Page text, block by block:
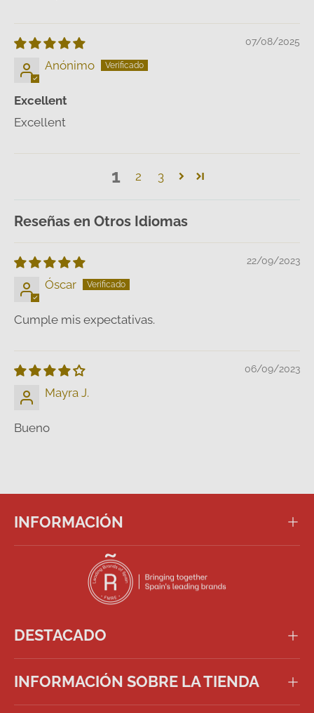
07/08/2025
Anónimo
Excellent
Excellent
1 2 3
Reseñas en Otros Idiomas
22/09/2023
Óscar
Cumple mis expectativas.
06/09/2023
Mayra J.
Bueno
INFORMACIÓN
DESTACADO
INFORMACIÓN SOBRE LA TIENDA